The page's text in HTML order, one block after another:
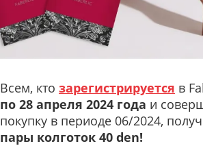
Всем, кто зарегистрируется в
по 28 апреля 2024 года и
покупку в периоде 06/2024,
пары колготок 40 den!